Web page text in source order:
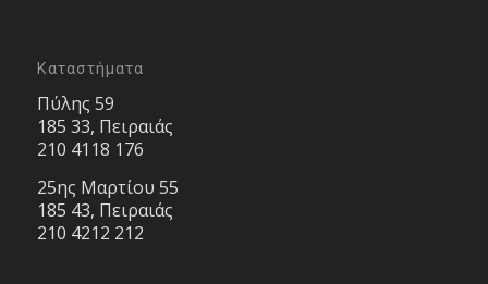
Καταστήματα
Πύλης 59
185 33, Πειραιάς
210 4118 176
25ης Μαρτίου 55
185 43, Πειραιάς
210 4212 212